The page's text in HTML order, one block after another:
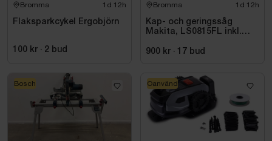
Bromma 1d 12h
Flaksparkcykel Ergobjörn
100 kr · 2 bud
Bromma 1d 12h
Kap- och geringssåg
Makita, LS0815FL inkl.
Bosch, GTA 2600
900 kr · 17 bud
Bosch Oanvänd